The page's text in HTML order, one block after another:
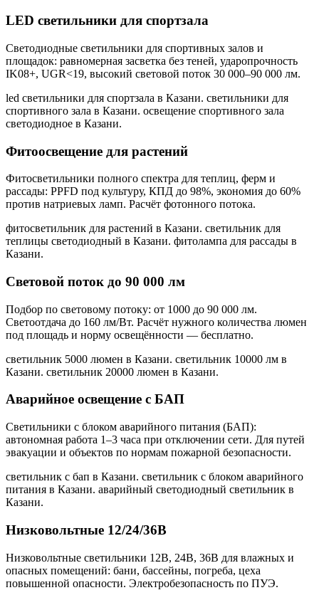
LED светильники для спортзала
Светодиодные светильники для спортивных залов и
площадок: равномерная засветка без теней, ударопрочность
IK08+, UGR<19, высокий световой поток 30 000–90 000 лм.
led светильники для спортзала в Казани. светильники для
спортивного зала в Казани. освещение спортивного зала
светодиодное в Казани.
Фитоосвещение для растений
Фитосветильники полного спектра для теплиц, ферм и
рассады: PPFD под культуру, КПД до 98%, экономия до 60%
против натриевых ламп. Расчёт фотонного потока.
фитосветильник для растений в Казани. светильник для
теплицы светодиодный в Казани. фитолампа для рассады в
Казани.
Световой поток до 90 000 лм
Подбор по световому потоку: от 1000 до 90 000 лм.
Светоотдача до 160 лм/Вт. Расчёт нужного количества люмен
под площадь и норму освещённости — бесплатно.
светильник 5000 люмен в Казани. светильник 10000 лм в
Казани. светильник 20000 люмен в Казани.
Аварийное освещение с БАП
Светильники с блоком аварийного питания (БАП):
автономная работа 1–3 часа при отключении сети. Для путей
эвакуации и объектов по нормам пожарной безопасности.
светильник с бап в Казани. светильник с блоком аварийного
питания в Казани. аварийный светодиодный светильник в
Казани.
Низковольтные 12/24/36В
Низковольтные светильники 12В, 24В, 36В для влажных и
опасных помещений: бани, бассейны, погреба, цеха
повышенной опасности. Электробезопасность по ПУЭ.